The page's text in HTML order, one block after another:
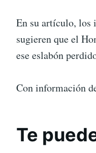
En su artículo, los
sugieren que el
ese eslabón
Con información
Te